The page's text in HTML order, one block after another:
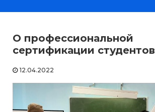
О профессиональной
сертификации студентов
12.04.2022